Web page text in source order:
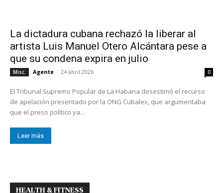
La dictadura cubana rechazó la liberar al
artista Luis Manuel Otero Alcántara pese a
que su condena expira en julio
Misc. Agente - 24 abril 2026 0
El Tribunal Supremo Popular de La Habana desestimó el recurso
de apelación presentado por la ONG Cubalex, que argumentaba
que el preso político ya...
Leer más
HEALTH & FITNESS